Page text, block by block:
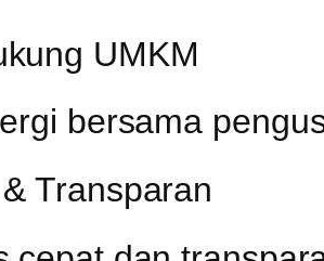
UMKM
bersama
Transparan